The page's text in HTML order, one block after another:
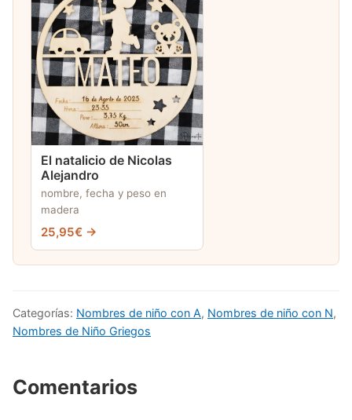
El natalicio de Nicolas
Alejandro
nombre, fecha y peso en
madera
25,95€ →
Categorías: Nombres de niño con A, Nombres de niño con N,
Nombres de Niño Griegos
Comentarios